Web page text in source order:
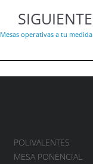
SIGUIENTE
Mesas operativas a tu medida
POLIVALENTES
MESA PONENCIAL